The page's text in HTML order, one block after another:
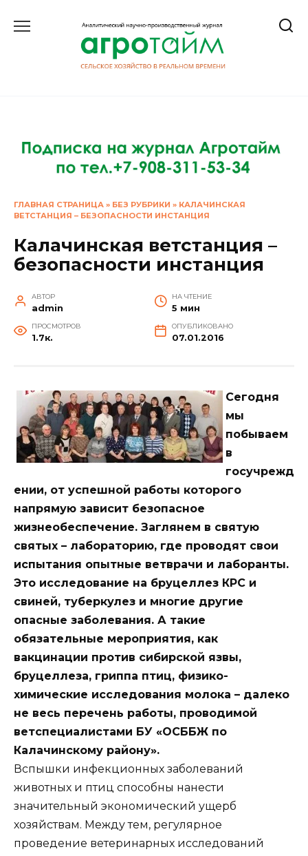
ГЛАВНАЯ СТРАНИЦА » БЕЗ РУБРИКИ » КАЛАЧИНСКАЯ
ВЕТСТАНЦИЯ – БЕЗОПАСНОСТИ ИНСТАНЦИЯ
Калачинская ветстанция –
безопасности инстанция
АВТОР
admin
НА ЧТЕНИЕ
5 мин
ПРОСМОТРОВ
1.7к.
ОПУБЛИКОВАНО
07.01.2016
Сегодня
мы
побываем
в
госучрежд
ении, от успешной работы которого
напрямую зависит безопасное
жизнеобеспечение. Заглянем в святую
святых – лабораторию, где проводят свои
испытания опытные ветврачи и лаборанты.
Это исследование на бруцеллез КРС и
свиней, туберкулез и многие другие
опасные заболевания. А такие
обязательные мероприятия, как
вакцинации против сибирской язвы,
бруцеллеза, гриппа птиц, физико-
химические исследования молока – далеко
не весь перечень работы, проводимой
ветспециалистами БУ «ОСББЖ по
Калачинскому району».
Вспышки инфекционных заболеваний
животных и птиц способны нанести
значительный экономический ущерб
хозяйствам. Между тем, регулярное
проведение ветеринарных исследований